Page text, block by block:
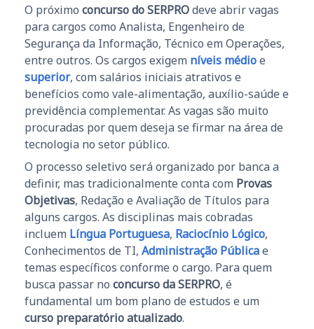
O próximo concurso do SERPROdeve abrir vagas
para cargos como Analista, Engenheiro de
Segurança da Informação, Técnico em Operações,
entre outros. Os cargos exigem níveis médioe
superior, com salários iniciais atrativos e
benefícios como vale-alimentação, auxílio-saúde e
previdência complementar. As vagas são muito
procuradas por quem deseja se firmar na área de
tecnologia no setor público.
O processo seletivo será organizado por banca a
definir, mas tradicionalmente conta com Provas
Objetivas, Redação e Avaliação de Títulos para
alguns cargos. As disciplinas mais cobradas
incluem Língua Portuguesa, Raciocínio Lógico,
Conhecimentos de TI, Administração Públicae
temas específicos conforme o cargo. Para quem
busca passar no concurso da SERPRO, é
fundamental um bom plano de estudos e um
curso preparatório atualizado.